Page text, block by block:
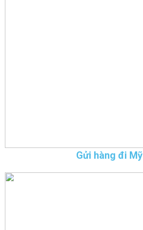
Gửi hàng đi Mỹ